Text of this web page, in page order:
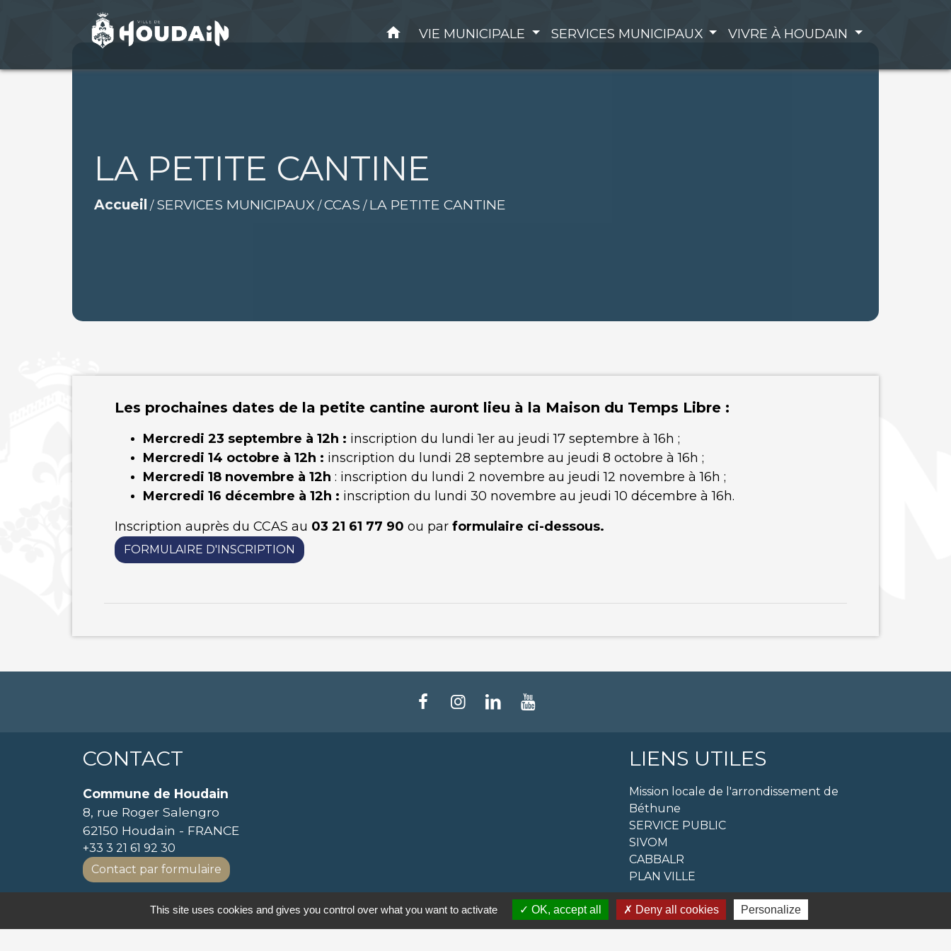
home VIE MUNICIPALE SERVICES MUNICIPAUX VIVRE À HOUDAIN
LA PETITE CANTINE
Accueil / SERVICES MUNICIPAUX / CCAS / LA PETITE CANTINE
Les prochaines dates de la petite cantine auront lieu à la Maison du Temps Libre :
Mercredi 23 septembre à 12h : inscription du lundi 1er au jeudi 17 septembre à 16h ;
Mercredi 14 octobre à 12h : inscription du lundi 28 septembre au jeudi 8 octobre à 16h ;
Mercredi 18 novembre à 12h : inscription du lundi 2 novembre au jeudi 12 novembre à 16h ;
Mercredi 16 décembre à 12h : inscription du lundi 30 novembre au jeudi 10 décembre à 16h.
Inscription auprès du CCAS au 03 21 61 77 90 ou par formulaire ci-dessous.
FORMULAIRE D'INSCRIPTION
CONTACT
Commune de Houdain
8, rue Roger Salengro
62150 Houdain - FRANCE
+33 3 21 61 92 30
Contact par formulaire
SE CONNECTER
LIENS UTILES
Mission locale de l'arrondissement de
Béthune
SERVICE PUBLIC
SIVOM
CABBALR
PLAN VILLE
This site uses cookies and gives you control over what you want to activate OK, accept all Deny all cookies Personalize